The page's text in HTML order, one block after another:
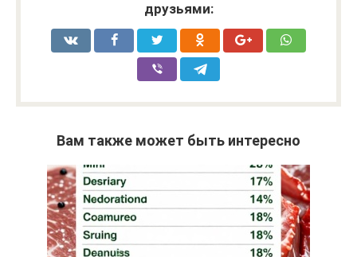
друзьями:
Вам также может быть интересно